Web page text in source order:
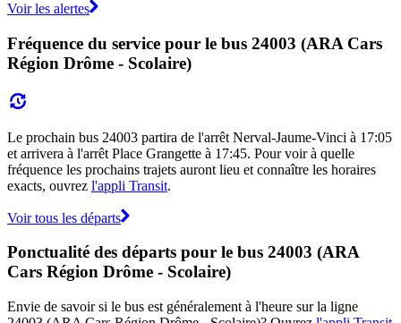
Voir les alertes
Fréquence du service pour le bus 24003 (ARA Cars
Région Drôme - Scolaire)
Le prochain bus 24003 partira de l'arrêt Nerval-Jaume-Vinci à 17:05
et arrivera à l'arrêt Place Grangette à 17:45. Pour voir à quelle
fréquence les prochains trajets auront lieu et connaître les horaires
exacts, ouvrez l'appli Transit.
Voir tous les départs
Ponctualité des départs pour le bus 24003 (ARA
Cars Région Drôme - Scolaire)
Envie de savoir si le bus est généralement à l'heure sur la ligne